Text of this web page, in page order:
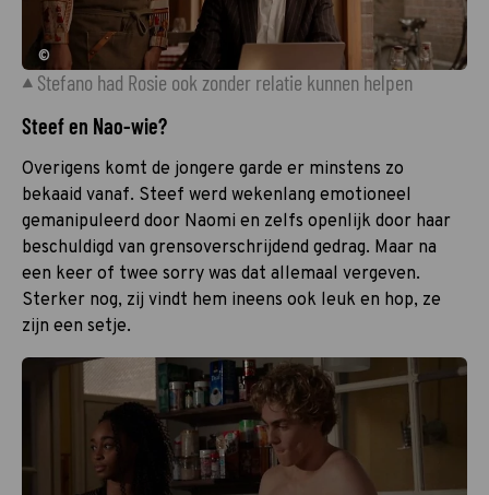
©
Stefano had Rosie ook zonder relatie kunnen helpen
Steef en Nao-wie?
Overigens komt de jongere garde er minstens zo
bekaaid vanaf. Steef werd wekenlang emotioneel
gemanipuleerd door Naomi en zelfs openlijk door haar
beschuldigd van grensoverschrijdend gedrag. Maar na
een keer of twee sorry was dat allemaal vergeven.
Sterker nog, zij vindt hem ineens ook leuk en hop, ze
zijn een setje.